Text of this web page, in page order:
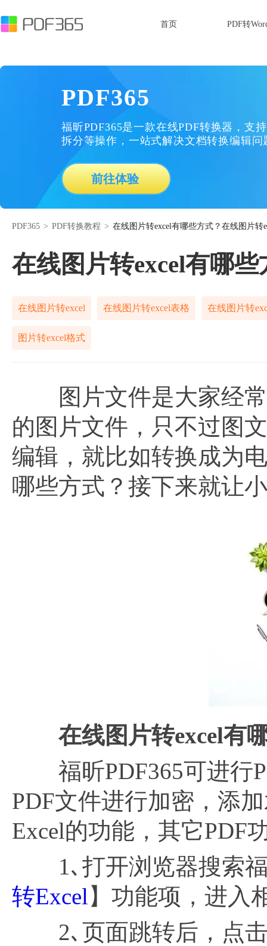
首页 PDF转
PDF365
福昕PDF365是一款在线PDF转换器，支
拆分等操作，一站式解决文档转换编辑问
前往体验
PDF365 > PDF转换教程 > 在线图片转excel有哪些方式？在线图片转
在线图片转excel有哪
在线图片转excel 在线图片转excel表格 在线图片转
图片转excel格式
图片文件是大家经常
的图片文件，只不过图
编辑，就比如转换成为
哪些方式？接下来就让
在线图片转excel有
福昕PDF365可进行
PDF文件进行加密，添
Excel的功能，其它PDF
1､打开浏览器搜索福
转Excel 】功能项，进入
2､页面跳转后，点击